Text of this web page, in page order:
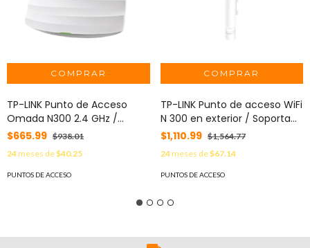
TP-LINK Punto de Acceso
Omada N300 2.4 GHz /
Alimentación PoE 802.3af /
Para montaje en techo /
Soporta hasta 50 clientes.
MOD: EAP115
$665.99 $938.01
24meses de$40.25
PUNTOS DE ACCESO
TP-LINK Punto de acceso WiFi
N 300 en exterior / Soporta
hasta 50 clientes / Stand-
alone o controladora en la
nube EAP110-OUTDOOR
$1,110.99 $1,564.77
24meses de$67.14
PUNTOS DE ACCESO